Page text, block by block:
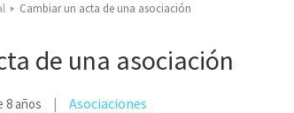
Cambiar un acta de una asociación
de una asociación
8 años Asociaciones